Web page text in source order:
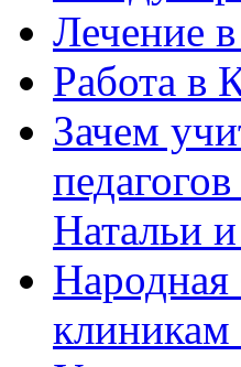
Лечение
Работа в
Зачем
Натальи
Народная